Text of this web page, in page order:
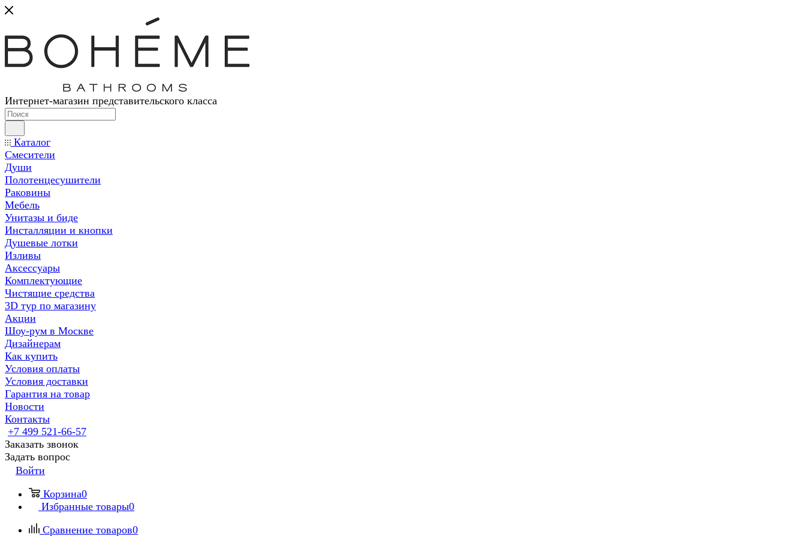
Интернет-магазин представительского класса
Каталог
Смесители
Души
Полотенцесушители
Раковины
Мебель
Унитазы и биде
Инсталляции и кнопки
Душевые лотки
Изливы
Аксессуары
Комплектующие
Чистящие средства
3D тур по магазину
Акции
Шоу-рум в Москве
Дизайнерам
Как купить
Условия оплаты
Условия доставки
Гарантия на товар
Новости
Контакты
+7 499 521-66-57
Заказать звонок
Задать вопрос
Войти
Корзина0
Избранные товары0
Сравнение товаров0